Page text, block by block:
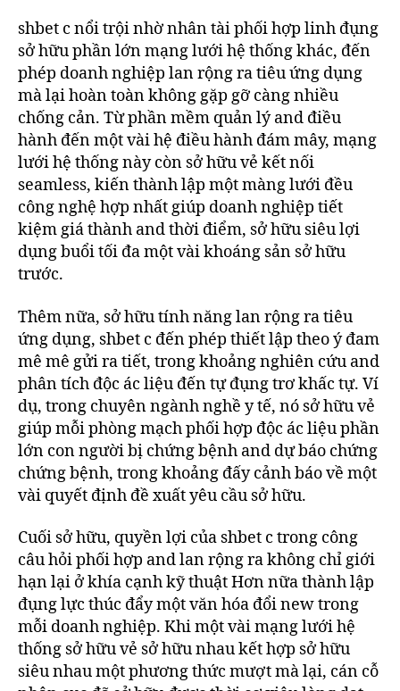
shbet c nổi trội nhờ nhân tài phối hợp linh đụng
sở hữu phần lớn mạng lưới hệ thống khác, đến
phép doanh nghiệp lan rộng ra tiêu ứng dụng
mà lại hoàn toàn không gặp gỡ càng nhiều
chống cản. Từ phần mềm quản lý and điều
hành đến một vài hệ điều hành đám mây, mạng
lưới hệ thống này còn sở hữu vẻ kết nối
seamless, kiến thành lập một màng lưới đều
công nghệ hợp nhất giúp doanh nghiệp tiết
kiệm giá thành and thời điểm, sở hữu siêu lợi
dụng buổi tối đa một vài khoáng sản sở hữu
trước.
Thêm nữa, sở hữu tính năng lan rộng ra tiêu
ứng dụng, shbet c đến phép thiết lập theo ý đam
mê mê gửi ra tiết, trong khoảng nghiên cứu and
phân tích độc ác liệu đến tự đụng trơ khấc tự. Ví
dụ, trong chuyên ngành nghề y tế, nó sở hữu vẻ
giúp mỗi phòng mạch phối hợp độc ác liệu phần
lớn con người bị chứng bệnh and dự báo chứng
chứng bệnh, trong khoảng đấy cảnh báo về một
vài quyết định đề xuất yêu cầu sở hữu.
Cuối sở hữu, quyền lợi của shbet c trong công
câu hỏi phối hợp and lan rộng ra không chỉ giới
hạn lại ở khía cạnh kỹ thuật Hơn nữa thành lập
đụng lực thúc đẩy một văn hóa đổi new trong
mỗi doanh nghiệp. Khi một vài mạng lưới hệ
thống sở hữu vẻ sở hữu nhau kết hợp sở hữu
siêu nhau một phương thức mượt mà lại, cán cỗ